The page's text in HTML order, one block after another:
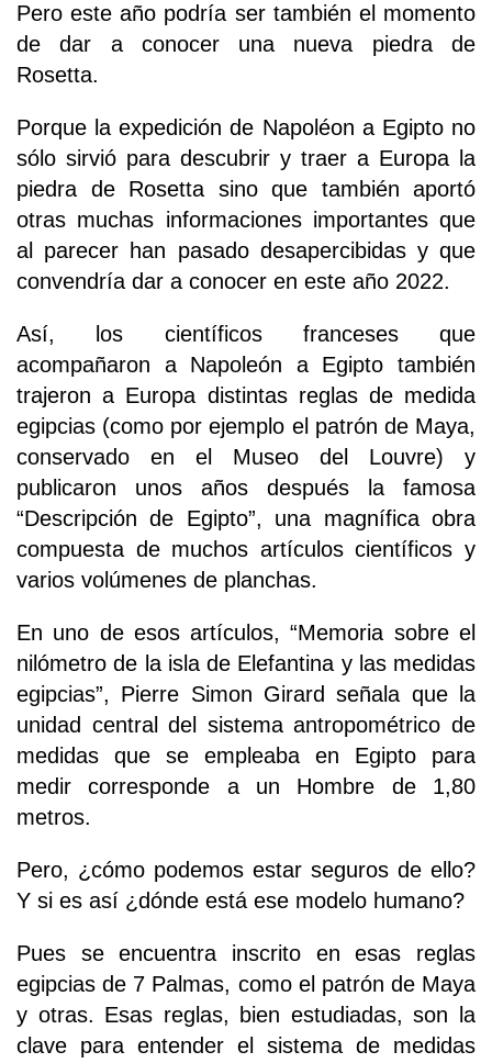
Pero este año podría ser también el momento
de dar a conocer una nueva piedra de
Rosetta.
Porque la expedición de Napoléon a Egipto no
sólo sirvió para descubrir y traer a Europa la
piedra de Rosetta sino que también aportó
otras muchas informaciones importantes que
al parecer han pasado desapercibidas y que
convendría dar a conocer en este año 2022.
Así, los científicos franceses que
acompañaron a Napoleón a Egipto también
trajeron a Europa distintas reglas de medida
egipcias (como por ejemplo el patrón de Maya,
conservado en el Museo del Louvre) y
publicaron unos años después la famosa
“Descripción de Egipto”, una magnífica obra
compuesta de muchos artículos científicos y
varios volúmenes de planchas.
En uno de esos artículos, “Memoria sobre el
nilómetro de la isla de Elefantina y las medidas
egipcias”, Pierre Simon Girard señala que la
unidad central del sistema antropométrico de
medidas que se empleaba en Egipto para
medir corresponde a un Hombre de 1,80
metros.
Pero, ¿cómo podemos estar seguros de ello?
Y si es así ¿dónde está ese modelo humano?
Pues se encuentra inscrito en esas reglas
egipcias de 7 Palmas, como el patrón de Maya
y otras. Esas reglas, bien estudiadas, son la
clave para entender el sistema de medidas